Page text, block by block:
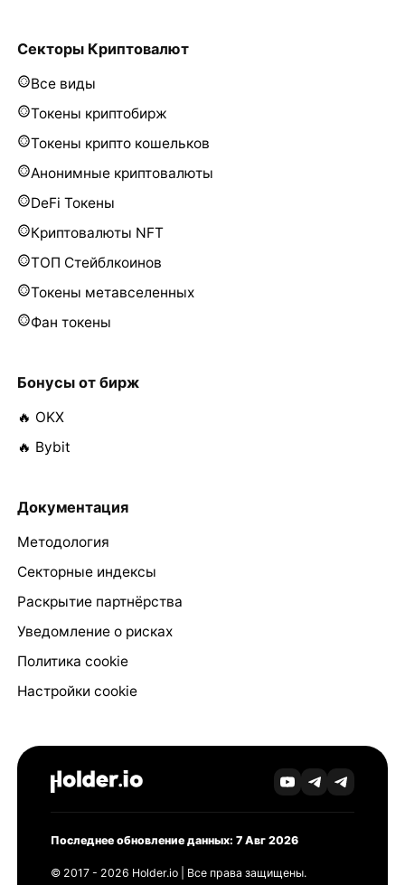
Секторы Криптовалют
Все виды
Токены криптобирж
Токены крипто кошельков
Анонимные криптовалюты
DeFi Токены
Криптовалюты NFT
ТОП Стейблкоинов
Токены метавселенных
Фан токены
Бонусы от бирж
🔥 OKX
🔥 Bybit
Документация
Методология
Секторные индексы
Раскрытие партнёрства
Уведомление о рисках
Политика cookie
Настройки cookie
Последнее обновление данных: 7 Авг 2026
© 2017 - 2026 Holder.io | Все права защищены.